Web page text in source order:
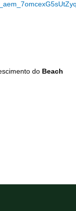
do Beach